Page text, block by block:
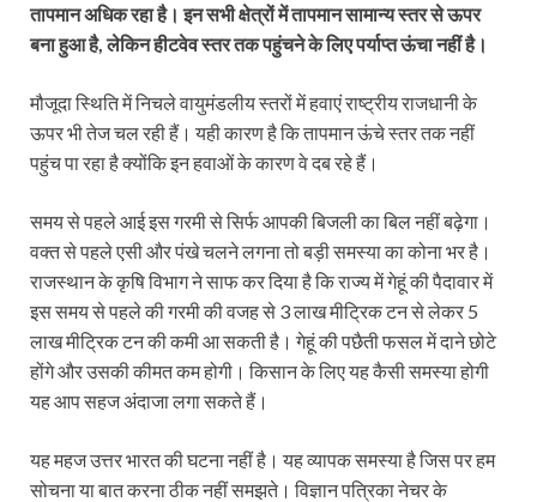
तापमान अधिक रहा है। इन सभी क्षेत्रों में तापमान सामान्य स्तर से ऊपर
बना हुआ है, लेकिन हीटवेव स्तर तक पहुंचने के लिए पर्याप्त ऊंचा नहीं है।
मौजूदा स्थिति में निचले वायुमंडलीय स्तरों में हवाएं राष्ट्रीय राजधानी के
ऊपर भी तेज चल रही हैं। यही कारण है कि तापमान ऊंचे स्तर तक नहीं
पहुंच पा रहा है क्योंकि इन हवाओं के कारण वे दब रहे हैं।
समय से पहले आई इस गरमी से सिर्फ आपकी बिजली का बिल नहीं बढ़ेगा।
वक्त से पहले एसी और पंखे चलने लगना तो बड़ी समस्या का कोना भर है।
राजस्थान के कृषि विभाग ने साफ कर दिया है कि राज्य में गेहूं की पैदावार में
इस समय से पहले की गरमी की वजह से 3 लाख मीट्रिक टन से लेकर 5
लाख मीट्रिक टन की कमी आ सकती है। गेहूं की पछैती फसल में दाने छोटे
होंगे और उसकी कीमत कम होगी। किसान के लिए यह कैसी समस्या होगी
यह आप सहज अंदाजा लगा सकते हैं।
यह महज उत्तर भारत की घटना नहीं है। यह व्यापक समस्या है जिस पर हम
सोचना या बात करना ठीक नहीं समझते। विज्ञान पत्रिका नेचर के